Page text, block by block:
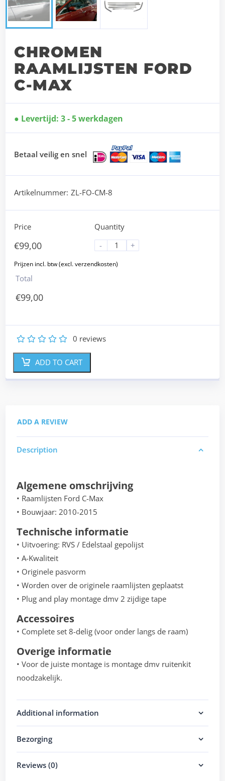
CHROMEN
RAAMLIJSTEN FORD
C-MAX
Levertijd: 3 - 5 werkdagen
Betaal veilig en snel
Artikelnummer: ZL-FO-CM-8
Price
€99,00
Quantity
-
+
Total
€99,00
5
4
3
2 0 reviews
ADD TO CART
ADD A REVIEW
Description
Algemene omschrijving
• Raamlijsten Ford C-Max
• Bouwjaar: 2010-2015
Technische informatie
• Uitvoering: RVS / Edelstaal gepolijst
• A-Kwaliteit
• Originele pasvorm
• Worden over de originele raamlijsten geplaatst
• Plug and play montage dmv 2 zijdige tape
Accessoires
• Complete set 8-delig (voor onder langs de raam)
Overige informatie
• Voor de juiste montage is montage dmv ruitenkit
noodzakelijk.
Additional information
Bezorging
Reviews (0)